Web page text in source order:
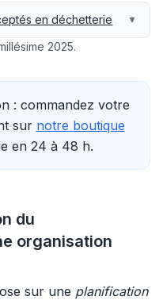
en déchetterie ▼
2025.
: commandez votre
sur notre boutique
en 24 à 48 h.
du
organisation
sur une planification